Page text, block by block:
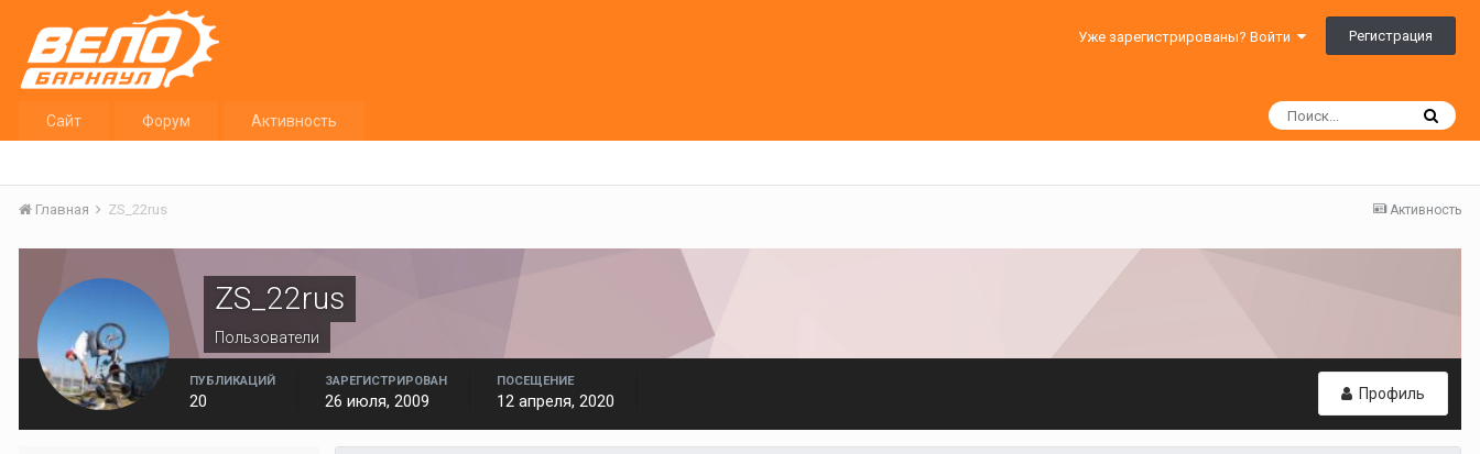
Уже зарегистрированы? Войти Регистрация
Сайт Форум Активность
Активность
Главная ZS_22rus
ZS_22rus
Пользователи
Профиль
ПУБЛИКАЦИЙ
20
ЗАРЕГИСТРИРОВАН
26 июля, 2009
ПОСЕЩЕНИЕ
12 апреля, 2020